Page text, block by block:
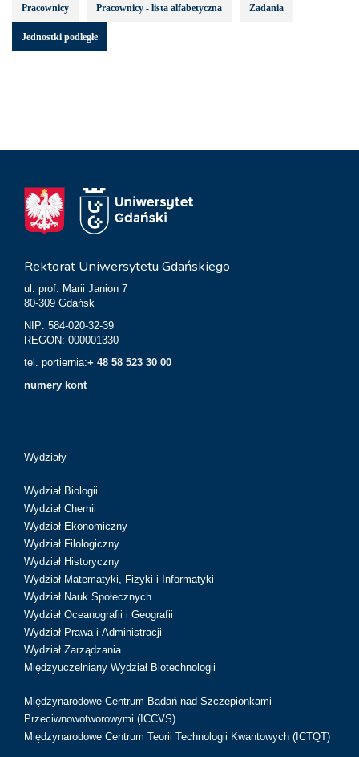
Pracownicy Pracownicy - lista alfabetyczna Zadania
Jednostki podległe
Rektorat Uniwersytetu Gdańskiego
ul. prof. Marii Janion 7
80-309 Gdańsk
NIP: 584-020-32-39
REGON: 000001330
tel. portiernia:+ 48 58 523 30 00
numery kont
Wydziały
Wydział Biologii
Wydział Chemii
Wydział Ekonomiczny
Wydział Filologiczny
Wydział Historyczny
Wydział Matematyki, Fizyki i Informatyki
Wydział Nauk Społecznych
Wydział Oceanografii i Geografii
Wydział Prawa i Administracji
Wydział Zarządzania
Międzyuczelniany Wydział Biotechnologii
Międzynarodowe Centrum Badań nad Szczepionkami
Przeciwnowotworowymi (ICCVS)
Międzynarodowe Centrum Teorii Technologii Kwantowych (ICTQT)